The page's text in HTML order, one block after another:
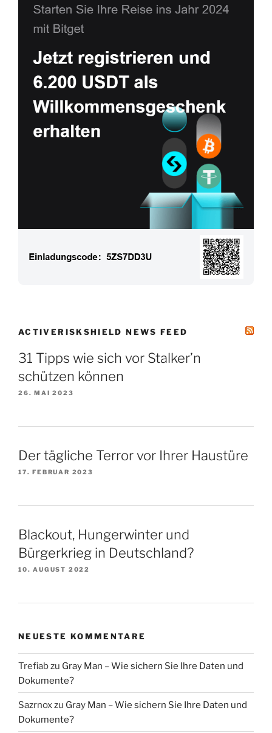
ACTIVERISKSHIELD NEWS FEED
31 Tipps wie sich vor Stalker’n
schützen können
26. MAI 2023
Der tägliche Terror vor Ihrer Haustüre
17. FEBRUAR 2023
Blackout, Hungerwinter und
Bürgerkrieg in Deutschland?
10. AUGUST 2022
NEUESTE KOMMENTARE
Trefiabzu Gray Man – Wie sichern Sie Ihre Daten und
Dokumente?
Sazrnoxzu Gray Man – Wie sichern Sie Ihre Daten und
Dokumente?